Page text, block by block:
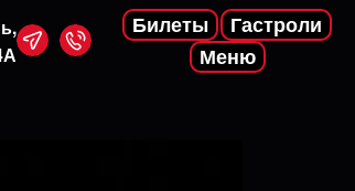
Билеты
Гастроли
Меню